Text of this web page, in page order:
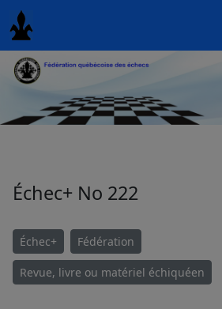
Échec+ No 222
Échec+ Fédération
Revue, livre ou matériel échiquéen